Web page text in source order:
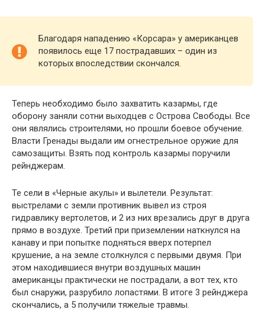
Благодаря нападению «Корсара» у американцев
появилось еще 17 пострадавших – один из
которых впоследствии скончался.
Теперь необходимо было захватить казармы, где
оборону заняли сотни выходцев с Острова Свободы. Все
они являлись строителями, но прошли боевое обучение.
Власти Гренады выдали им огнестрельное оружие для
самозащиты. Взять под контроль казармы поручили
рейнджерам.
Те сели в «Черные акулы» и вылетели. Результат:
выстрелами с земли противник вывел из строя
гидравлику вертолетов, и 2 из них врезались друг в друга
прямо в воздухе. Третий при приземлении наткнулся на
канаву и при попытке подняться вверх потерпел
крушение, а на земле столкнулся с первыми двумя. При
этом находившиеся внутри воздушных машин
американцы практически не пострадали, а вот тех, кто
был снаружи, разрубило лопастями. В итоге 3 рейнджера
скончались, а 5 получили тяжелые травмы.